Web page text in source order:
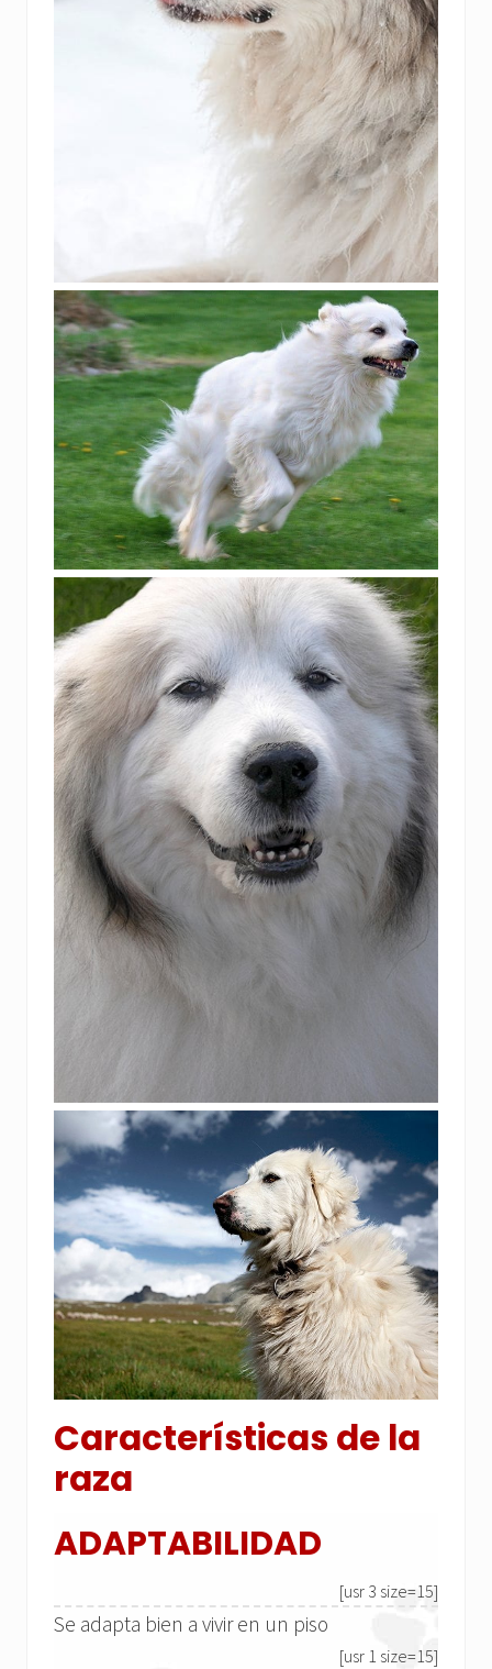
Características de la
raza
ADAPTABILIDAD
[usr 3 size=15]
Se adapta bien a vivir en un piso
[usr 1 size=15]